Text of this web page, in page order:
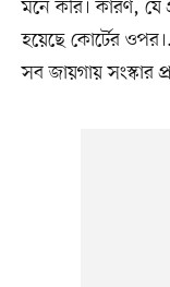
মনে করি। কারণ, যে
হয়েছে কোর্টের
সব জায়গায় সংস্কার